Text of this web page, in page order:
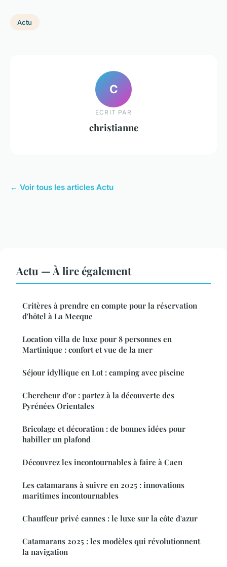
Actu
C
ECRIT PAR
christianne
← Voir tous les articles Actu
Actu — À lire également
Critères à prendre en compte pour la réservation
d'hôtel à La Mecque
Location villa de luxe pour 8 personnes en
Martinique : confort et vue de la mer
Séjour idyllique en Lot : camping avec piscine
Chercheur d'or : partez à la découverte des
Pyrénées Orientales
Bricolage et décoration : de bonnes idées pour
habiller un plafond
Découvrez les incontournables à faire à Caen
Les catamarans à suivre en 2025 : innovations
maritimes incontournables
Chauffeur privé cannes : le luxe sur la côte d'azur
Catamarans 2025 : les modèles qui révolutionnent
la navigation